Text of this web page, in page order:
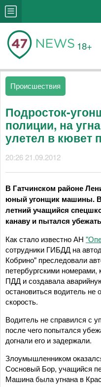
18+
Происшествия
Подросток-
полиции, на
улетел в кювет
20:26 21.09.2012
В Гатчинском районе
юный угонщик машины.
летний учащийся
канаву и пытался
Как стало известно АН
сотрудники ГИБДД на
Кобрино" преследовали
петербургскими
ПДД и создавала
остановиться водитель не
скорость.
Водитель не справился с
после чего попытался
догнали его и задержали.
Злоумышленником
Сосновый Бор, учащийся
Машина была угнана в